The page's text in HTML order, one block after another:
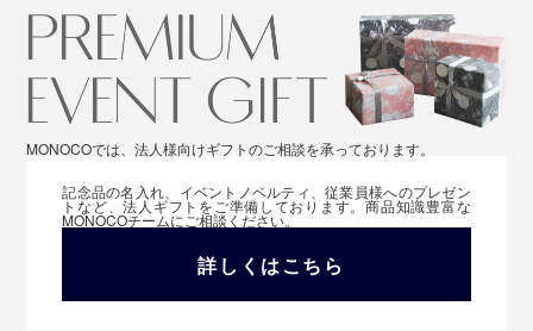
MONOCOでは、法人様向けギフトのご相談を承っております。
記念品の名入れ、イベントノベルティ、従業員様へのプレゼン
トなど、法人ギフトをご準備しております。商品知識豊富な
MONOCOチームにご相談ください。
詳しくはこちら